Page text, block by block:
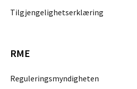
Tilgjengelighetserklæring
RME
Reguleringsmyndigheten